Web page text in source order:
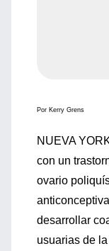
Por Kerry Grens
NUEVA
con un
ovario
desarrollar
usuarias de